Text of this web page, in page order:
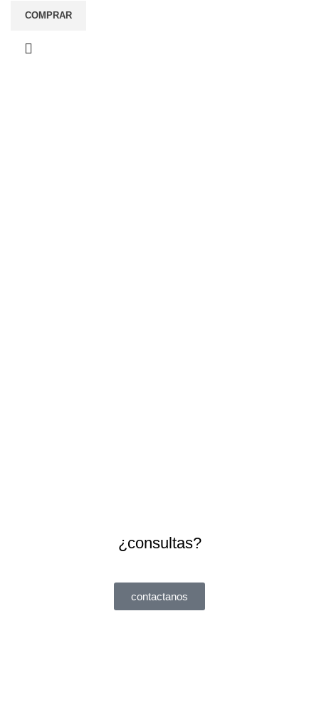
COMPRAR
¿consultas?
contactanos